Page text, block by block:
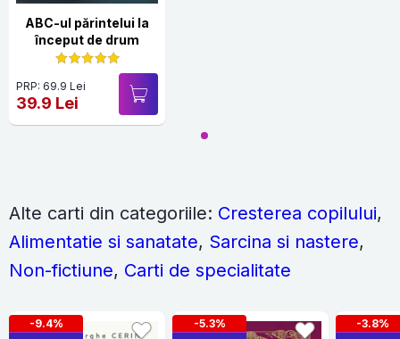
ABC-ul părintelui la
început de drum
PRP: 69.9 Lei
39.9 Lei
Alte carti din categoriile: Cresterea copilului,
Alimentatie si sanatate, Sarcina si nastere,
Non-fictiune, Carti de specialitate
-9.4% -5.3% -3.8%